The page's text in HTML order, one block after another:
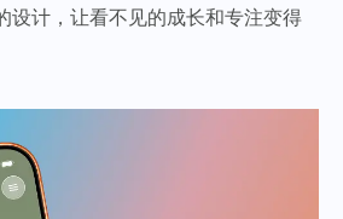
设计，让看不见的成长和专注变得